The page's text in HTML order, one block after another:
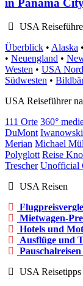
in Panama
USA
Überblick • Alaska •
• Neuengland •
Westen • USA
Südwesten •
USA Reiseführer
111 Orte 360°
DuMont Iwanowski
Merian Michael
Polyglott Reise
Trescher Unofficial
USA Reisen
Mietwagen-
Hotels und
Ausflüge und
USA Reisetipps